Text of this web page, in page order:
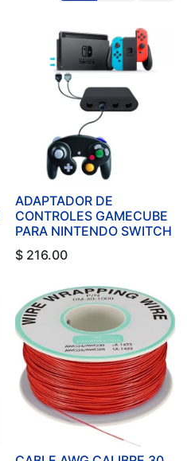
ADAPTADOR DE
CONTROLES GAMECUBE
PARA NINTENDO SWITCH
$ 216.00